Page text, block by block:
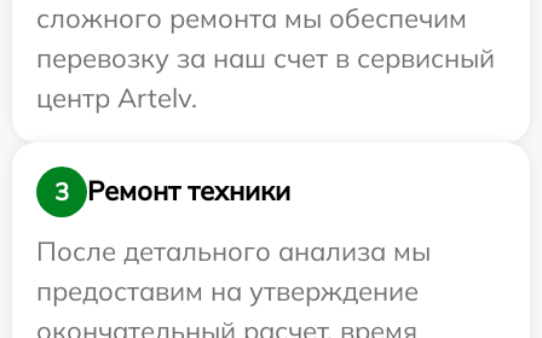
сложного ремонта мы обеспечим
перевозку за наш счет в сервисный
центр Artelv.
3
Ремонт техники
После детального анализа мы
предоставим на утверждение
окончательный расчет, время